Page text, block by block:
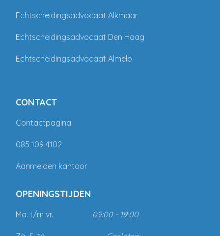
Echtscheidingsadvocaat Alkmaar
Echtscheidingsadvocaat Den Haag
Echtscheidingsadvocaat Almelo
CONTACT
Contactpagina
085 109 4102
Aanmelden kantoor
OPENINGSTIJDEN
Ma. t/m vr. 09:00 - 19:00